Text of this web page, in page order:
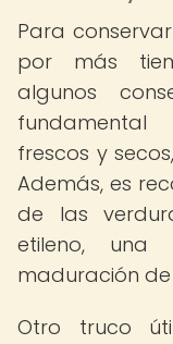
Para
por más
algunos
frescos y
Además, es
de las
etileno, una
maduración
Otro truco